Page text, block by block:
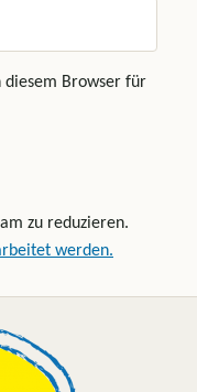
diesem Browser für
zu reduzieren.
werden.